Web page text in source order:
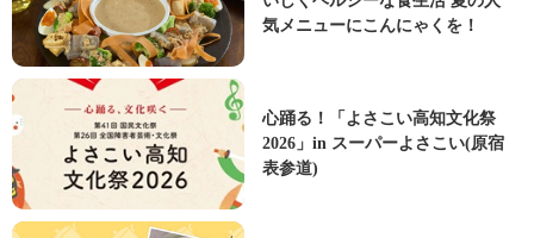
気メニューにこんにゃくを！
心踊る！「よさこい高知文化祭
2026」in スーパーよさこい(原宿
表参道)